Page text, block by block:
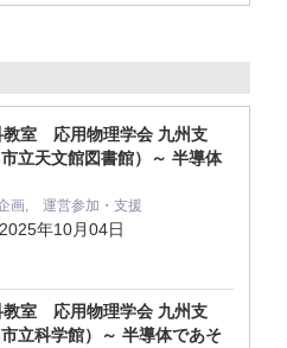
教室 応用物理学会 九州支
立天文館図書館）～ 半導体
画, 運営参加・支援
2025年10月04日
教室 応用物理学会 九州支
立科学館）～ 半導体であそ